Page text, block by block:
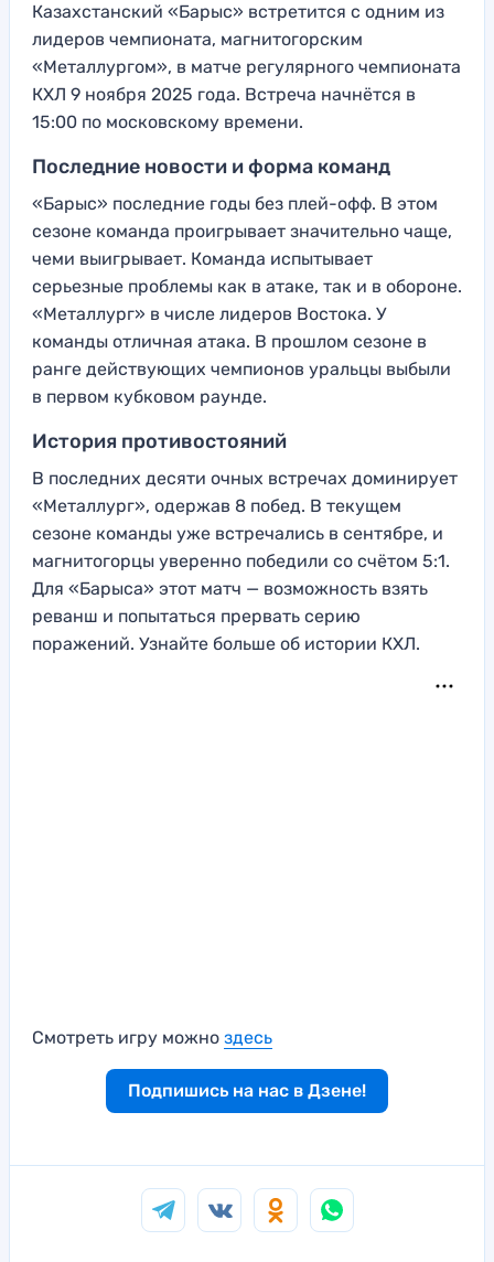
Казахстанский «Барыс» встретится с одним из
лидеров чемпионата, магнитогорским
«Металлургом», в матче регулярного чемпионата
КХЛ 9 ноября 2025 года. Встреча начнётся в
15:00 по московскому времени.
Последние новости и форма команд
«Барыс» последние годы без плей-офф. В этом
сезоне команда проигрывает значительно чаще,
чеми выигрывает. Команда испытывает
серьезные проблемы как в атаке, так и в обороне.
«Металлург» в числе лидеров Востока. У
команды отличная атака. В прошлом сезоне в
ранге действующих чемпионов уральцы выбыли
в первом кубковом раунде.
История противостояний
В последних десяти очных встречах доминирует
«Металлург», одержав 8 побед. В текущем
сезоне команды уже встречались в сентябре, и
магнитогорцы уверенно победили со счётом 5:1.
Для «Барыса» этот матч — возможность взять
реванш и попытаться прервать серию
поражений. Узнайте больше об истории КХЛ.
Смотреть игру можно здесь
Подпишись на нас в Дзене!